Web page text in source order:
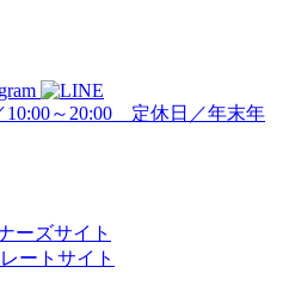
10:00～20:00 定休日／年末年
ーズサイト
ートサイト